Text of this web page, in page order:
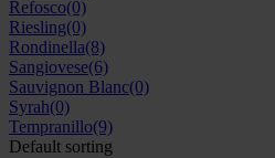
Refosco(0)
Riesling(0)
Rondinella(8)
Sangiovese(6)
Sauvignon Blanc(0)
Syrah(0)
Tempranillo(9)
Default sorting